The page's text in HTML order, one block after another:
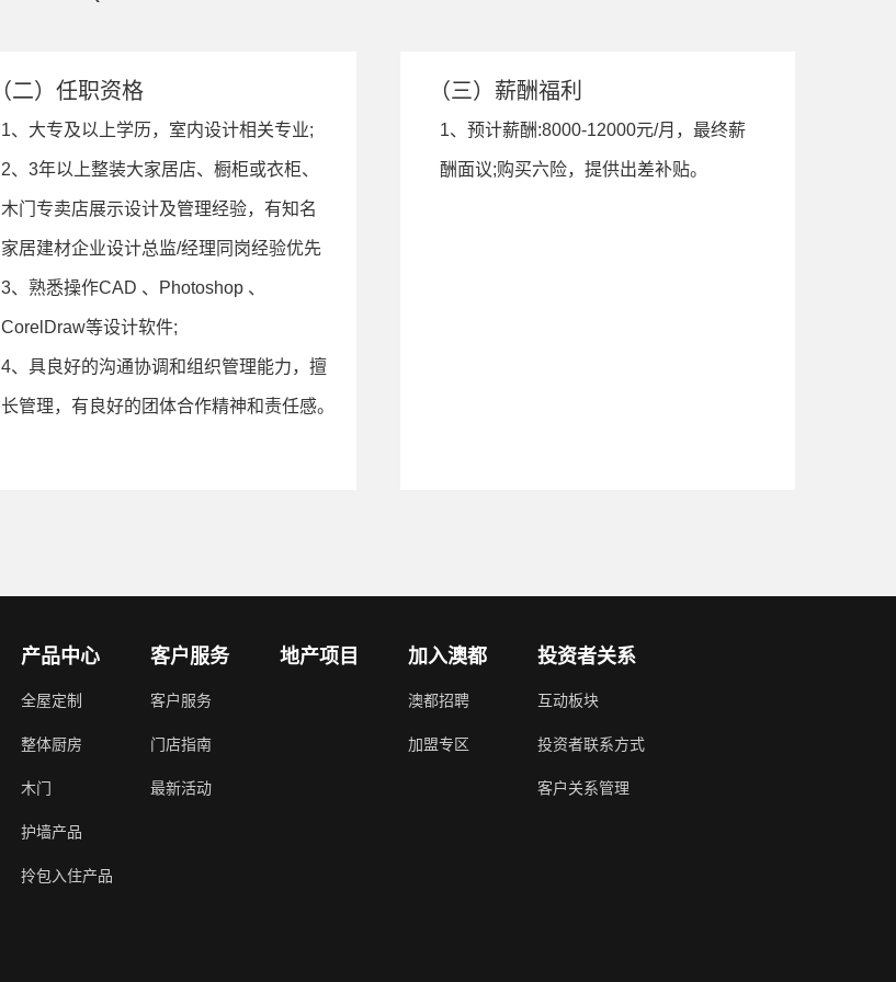
（二）任职资格
1、大专及以上学历，室内设计相关专业;
2、3年以上整装大家居店、橱柜或衣柜、
木门专卖店展示设计及管理经验，有知名
家居建材企业设计总监/经理同岗经验优先
3、熟悉操作CAD 、Photoshop 、
CorelDraw等设计软件;
4、具良好的沟通协调和组织管理能力，擅
长管理，有良好的团体合作精神和责任感。
（三）薪酬福利
1、预计薪酬:8000-12000元/月，最终薪
酬面议;购买六险，提供出差补贴。
产品中心
全屋定制
整体厨房
木门
护墙产品
拎包入住产品
客户服务
客户服务
门店指南
最新活动
地产项目 加入澳都
澳都招聘
加盟专区
投资者关系
互动板块
投资者联系方式
客户关系管理